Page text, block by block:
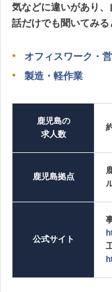
気などに違いがあり
話だけでも聞いてみる
オフィスワーク・
製造・軽作業
鹿児島の
求人数
鹿児島拠点
公式サイト